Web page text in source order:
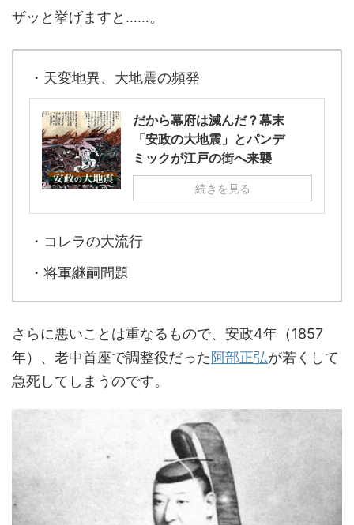
ザッと挙げますと……。
・天変地異、大地震の頻発
だから幕府は滅んだ？幕末
「安政の大地震」とパンデ
ミックが江戸の街へ来襲
続きを見る
・コレラの大流行
・将軍継嗣問題
さらに悪いことは重なるもので、安政4年（1857
年）、老中首座で調整役だった阿部正弘が若くして
急死してしまうのです。